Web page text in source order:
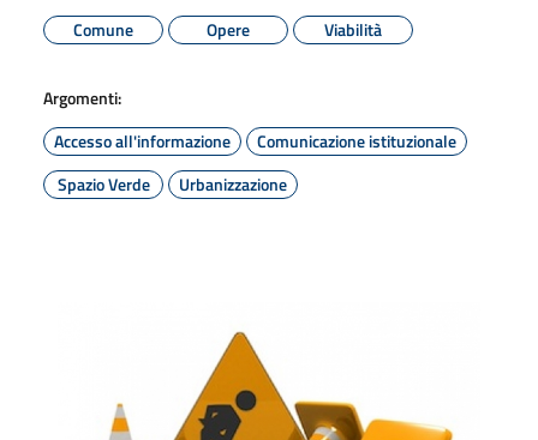
Comune
Opere Viabilità
Argomenti:
Accesso all'informazione
Comunicazione istituzionale
Spazio Verde
Urbanizzazione